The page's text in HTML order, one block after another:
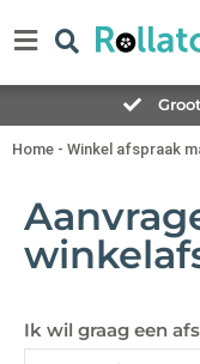
Home - Winkel afspraak
Ik wil graag een